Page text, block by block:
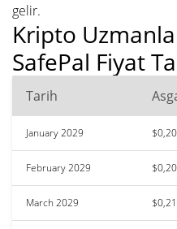
gelir.
Kripto
SafePal Fiyat
Tarih
January 2029
February 2029
March 2029